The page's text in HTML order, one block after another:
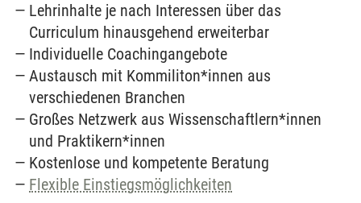
Lehrinhalte je nach Interessen über das
Curriculum hinausgehend erweiterbar
Individuelle Coachingangebote
Austausch mit Kommiliton*innen aus
verschiedenen Branchen
Großes Netzwerk aus Wissenschaftlern*innen
und Praktikern*innen
Kostenlose und kompetente Beratung
Flexible Einstiegsmöglichkeiten